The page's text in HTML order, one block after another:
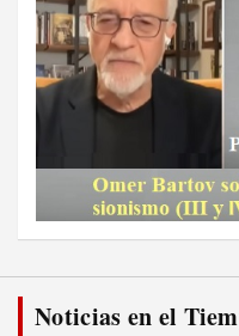
Noticias en el